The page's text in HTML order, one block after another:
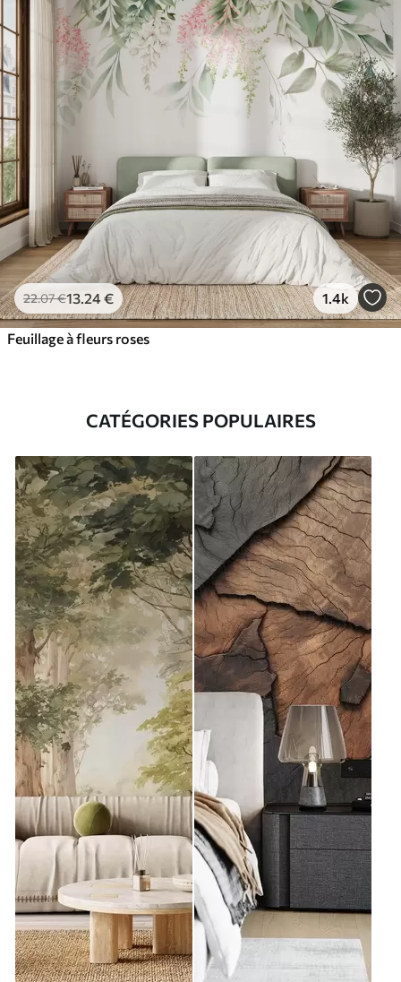
22.07€13 .24€ 1.4k
Feuillage à fleurs roses
CATÉGORIES POPULAIRES